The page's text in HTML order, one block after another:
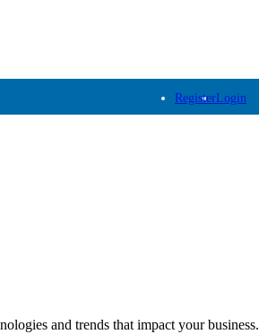
RegisterLogin
and trends that impact your business.